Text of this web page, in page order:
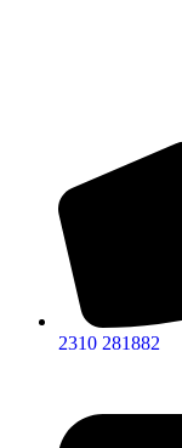
2310 281882